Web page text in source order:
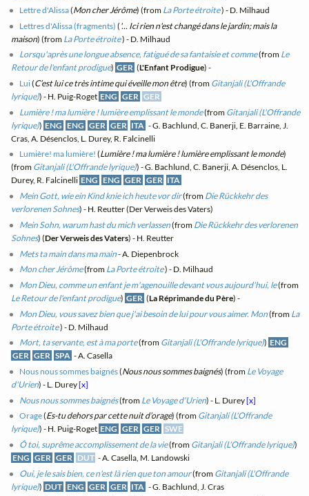
Lettre d'Alissa(Mon cher Jérôme) (from La Porte étroite) - D. Milhaud
Lettres d'Alissa (fragments) ( '... Ici rien n'est changé dans le jardin; mais la
maison) (from La Porte étroite) - D. Milhaud
Lorsqu'après une longue absence, fatigué de sa fantaisie et comme(from Le
Retour de l'enfant prodigue) GER (L'Enfant Prodigue) -
Lui(C’est lui ce très intime qui éveille mon être) (from Gitanjali (L'Offrande
lyrique)) - H. Puig-Roget ENG GER GER
Lumière ! ma lumière ! lumière emplissant le monde(from Gitanjali (L'Offrande
lyrique)) ENG ENG GER GER ITA - G. Bachlund, C. Banerji, E. Barraine, J.
Cras, A. Désenclos, L. Durey, R. Falcinelli
Lumière! ma lumière! (Lumière ! ma lumière ! lumière emplissant le monde)
(from Gitanjali (L'Offrande lyrique)) - G. Bachlund, C. Banerji, A. Désenclos, L.
Durey, R. Falcinelli ENG ENG GER GER ITA
Mein Gott, wie ein Kind knie ich heute vor dir(from Die Rückkehr des
verlorenen Sohnes) - H. Reutter (Der Verweis des Vaters)
Mein Sohn, warum hast du mich verlassen(from Die Rückkehr des verlorenen
Sohnes) (Der Verweis des Vaters) - H. Reutter
Mets ta main dans ma main- A. Diepenbrock
Mon cher Jérôme(from La Porte étroite) - D. Milhaud
Mon Dieu, comme un enfant je m'agenouille devant vous aujourd'hui, le(from
Le Retour de l'enfant prodigue) GER (La Réprimande du Père) -
Mon Dieu, vous savez bien que j'ai besoin de lui pour vous aimer. Mon(from La
Porte étroite) - D. Milhaud
Mort, ta servante, est à ma porte(from Gitanjali (L'Offrande lyrique)) ENG
GER GER SPA - A. Casella
Nous nous sommes baignés(Nous nous sommes baignés) (from Le Voyage
d'Urien) - L. Durey[x]
Nous nous sommes baignés(from Le Voyage d'Urien) - L. Durey[x]
Orage(Es-tu dehors par cette nuit d’orage) (from Gitanjali (L'Offrande
lyrique)) - H. Puig-Roget ENG GER GER SWE
Ô toi, suprême accomplissement de la vie(from Gitanjali (L'Offrande lyrique))
ENG GER GER DUT - A. Casella, M. Landowski
Oui, je le sais bien, ce n'est là rien que ton amour(from Gitanjali (L'Offrande
lyrique)) DUT ENG GER GER ITA - G. Bachlund, J. Cras